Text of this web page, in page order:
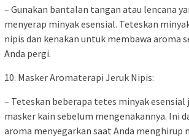
– Gunakan bantalan tangan atau lencana
menyerap minyak esensial. Teteskan
nipis dan kenakan untuk membawa aroma
Anda pergi.
10. Masker Aromaterapi Jeruk Nipis:
– Teteskan beberapa tetes minyak esensial
masker kain sebelum mengenakannya. Ini
aroma menyegarkan saat Anda menghirup